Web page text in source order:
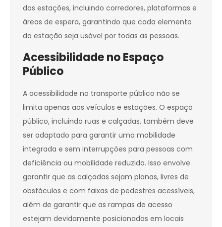
das estações, incluindo corredores, plataformas e
áreas de espera, garantindo que cada elemento
da estação seja usável por todas as pessoas.
Acessibilidade no Espaço
Público
A acessibilidade no transporte público não se
limita apenas aos veículos e estações. O espaço
público, incluindo ruas e calçadas, também deve
ser adaptado para garantir uma mobilidade
integrada e sem interrupções para pessoas com
deficiência ou mobilidade reduzida. Isso envolve
garantir que as calçadas sejam planas, livres de
obstáculos e com faixas de pedestres acessíveis,
além de garantir que as rampas de acesso
estejam devidamente posicionadas em locais